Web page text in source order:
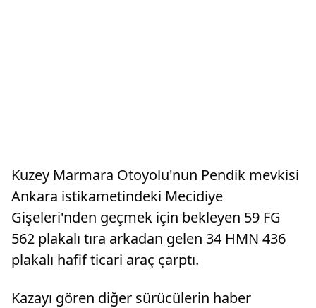
Kuzey Marmara Otoyolu'nun Pendik mevkisi
Ankara istikametindeki Mecidiye
Gişeleri'nden geçmek için bekleyen 59 FG
562 plakalı tıra arkadan gelen 34 HMN 436
plakalı hafif ticari araç çarptı.
Kazayı gören diğer sürücülerin haber